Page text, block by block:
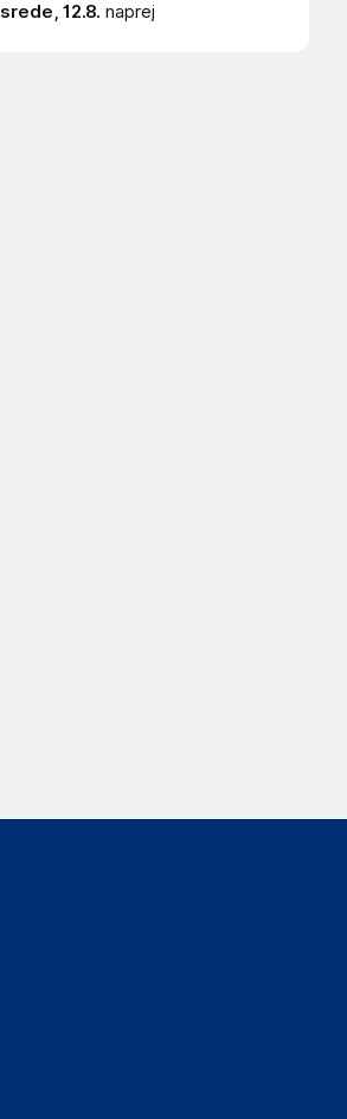
srede, 12.8. naprej